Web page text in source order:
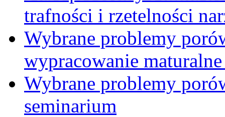
trafności i rzetelności
Wybrane problemy
wypracowanie
Wybrane problemy
seminarium